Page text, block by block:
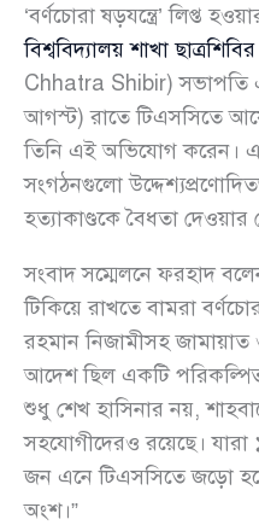
‘বর্ণচোরা ষড়যন্ত্রে’ লিপ্ত
বিশ্ববিদ্যালয় শাখা ছাত্রশিবির
Chhatra Shibir) সভাপতি
আগস্ট) রাতে টিএসসিতে
তিনি এই অভিযোগ করেন।
সংগঠনগুলো
হত্যাকাণ্ডকে বৈধতা দেওয়ার
সংবাদ সম্মেলনে ফরহাদ
টিকিয়ে রাখতে বামরা
রহমান নিজামীসহ
আদেশ ছিল একটি পরিকল্পিত
শুধু শেখ হাসিনার নয়,
সহযোগীদেরও রয়েছে।
জন এনে টিএসসিতে জড়ো
অংশ।”